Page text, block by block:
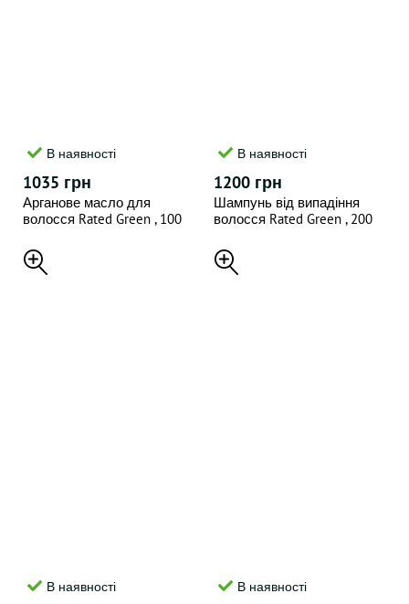
В наявності
1035 грн
Арганове масло для
волосся Rated Green , 100
В наявності
1200 грн
Шампунь від випадіння
волосся Rated Green , 200
В наявності В наявності